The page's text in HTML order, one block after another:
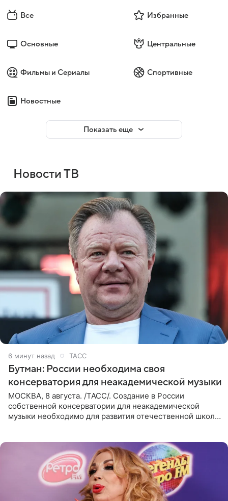
Все Избранные
Основные Центральные
Фильмы и Сериалы Спортивные
Новостные
Показать еще
Новости ТВ
6 минут назад ТАСС
Бутман: России необходима своя
консерватория для неакадемической музыки
МОСКВА, 8 августа. /ТАСС/. Создание в России
собственной консерватории для неакадемической
музыки необходимо для развития отечественной школы